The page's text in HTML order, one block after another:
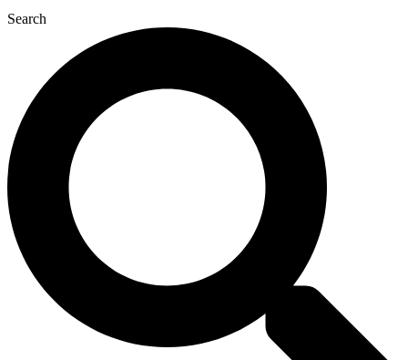
Search